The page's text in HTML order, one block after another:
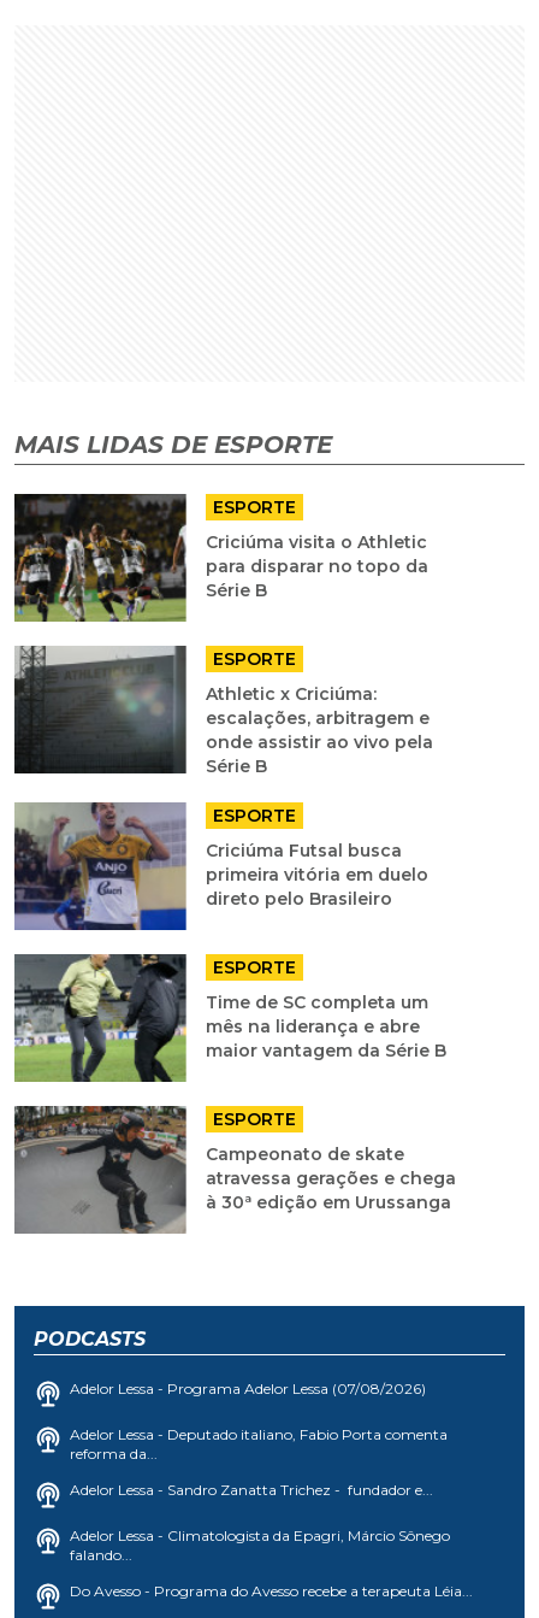
MAIS LIDAS DE ESPORTE
ESPORTE
Criciúma visita o Athletic
para disparar no topo da
Série B
ESPORTE
Athletic x Criciúma:
escalações, arbitragem e
onde assistir ao vivo pela
Série B
ESPORTE
Criciúma Futsal busca
primeira vitória em duelo
direto pelo Brasileiro
ESPORTE
Time de SC completa um
mês na liderança e abre
maior vantagem da Série B
ESPORTE
Campeonato de skate
atravessa gerações e chega
à 30ª edição em Urussanga
PODCASTS
Adelor Lessa - Programa Adelor Lessa (07/08/2026)
Adelor Lessa - Deputado italiano, Fabio Porta comenta
reforma da...
Adelor Lessa - Sandro Zanatta Trichez - fundador e...
Adelor Lessa - Climatologista da Epagri, Márcio Sônego
falando...
Do Avesso - Programa do Avesso recebe a terapeuta Léia...